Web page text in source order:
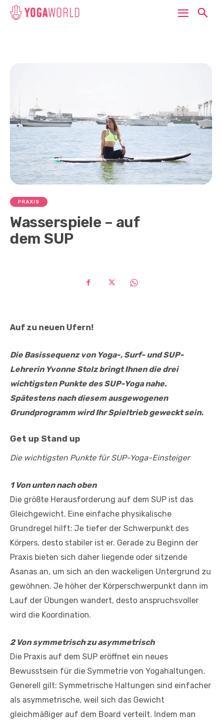
PRAXIS
Wasserspiele – auf
dem SUP
Auf zu neuen Ufern!
Die Basissequenz von Yoga-, Surf- und SUP-
Lehrerin Yvonne Stolz bringt Ihnen diedrei
wichtigsten Punkte des SUP-Yoga nahe.
Spätestens nach diesemausgewogenen
Grundprogramm wird Ihr Spieltrieb geweckt sein.
Get up Stand up
Die wichtigsten Punkte für SUP-Yoga-Einsteiger
1 Von unten nach oben
Die größte Herausforderung auf dem SUP ist das
Gleichgewicht. Eine einfache physikalische
Grundregel hilft: Je tiefer der Schwerpunkt des
Körpers, desto stabiler ist er. Gerade zu Beginn der
Praxis bieten sich daher liegende oder sitzende
Asanas an, um sich an den wackeligen Untergrund zu
gewöhnen. Je höher der Körperschwerpunkt dann im
Lauf der Übungen wandert, desto anspruchsvoller
wird die Koordination.
2 Von symmetrisch zu asymmetrisch
Die Praxis auf dem SUP eröffnet ein neues
Bewusstsein für die Symmetrie von Yogahaltungen.
Generell gilt: Symmetrische Haltungen sind einfacher
als asymmetrische, weil sich das Gewicht
gleichmäßiger auf dem Board verteilt. Indem man